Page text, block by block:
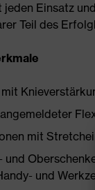
jeden Einsatz
Teil des
mit
und
und